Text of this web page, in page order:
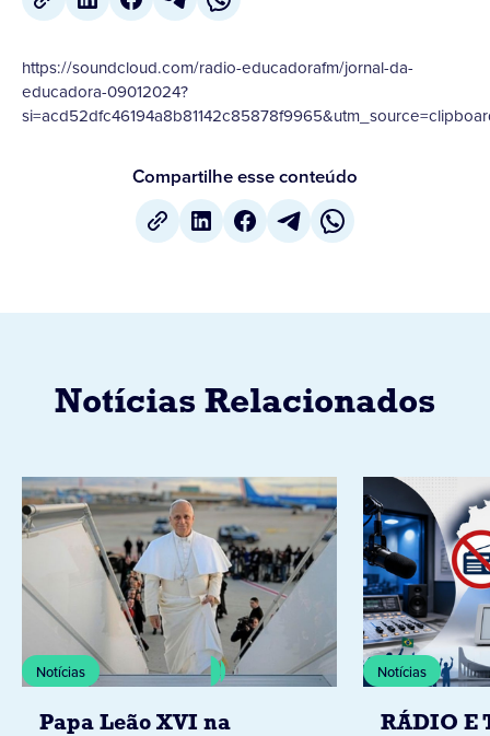
https://soundcloud.com/radio-educadorafm/jornal-da-
educadora-09012024?
Compartilhe esse conteúdo
Notícias Relacionados
Notícias
Papa Leão XVI na
Notícias
RÁDIO E